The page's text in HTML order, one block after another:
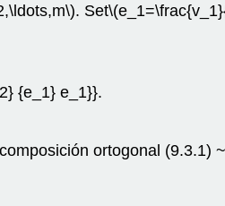
. Set
{e_1} e_1}}.
ortogonal (9.3.1)